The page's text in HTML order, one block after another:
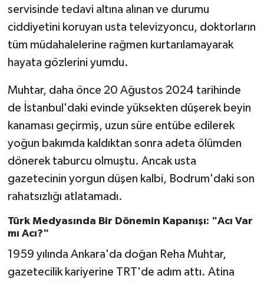
servisinde tedavi altına alınan ve durumu
ciddiyetini koruyan usta televizyoncu, doktorların
tüm müdahalelerine rağmen kurtarılamayarak
hayata gözlerini yumdu.
Muhtar, daha önce 20 Ağustos 2024 tarihinde
de İstanbul'daki evinde yüksekten düşerek beyin
kanaması geçirmiş, uzun süre entübe edilerek
yoğun bakımda kaldıktan sonra adeta ölümden
dönerek taburcu olmuştu. Ancak usta
gazetecinin yorgun düşen kalbi, Bodrum'daki son
rahatsızlığı atlatamadı.
Türk Medyasında Bir Dönemin Kapanışı: "Acı Var
mı Acı?"
1959 yılında Ankara'da doğan Reha Muhtar,
gazetecilik kariyerine TRT'de adım attı. Atina